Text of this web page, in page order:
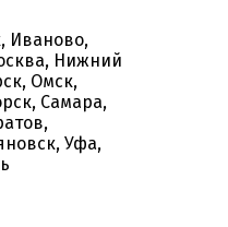
Иваново,
Нижний
Омск,
Самара,
Уфа,